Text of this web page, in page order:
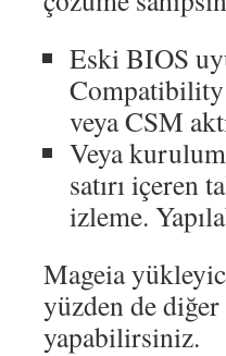
Eski BIOS
veya CSM
Veya
satırı içeren
izleme.
Mageia
yüzden de
yapabilirsiniz.